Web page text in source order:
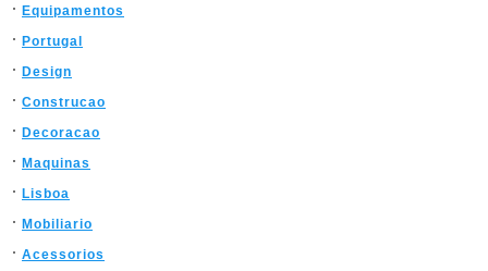
Equipamentos
Portugal
Design
Construcao
Decoracao
Maquinas
Lisboa
Mobiliario
Acessorios